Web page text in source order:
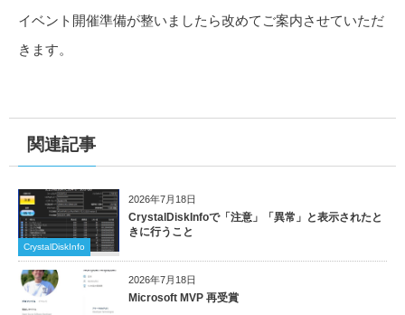
イベント開催準備が整いましたら改めてご案内させていただ
きます。
関連記事
2026年7月18日
CrystalDiskInfo
CrystalDiskInfoで「注意」「異常」と表示されたと
きに行うこと
2026年7月18日
Microsoft MVP 再受賞